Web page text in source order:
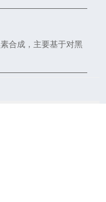
合成，主要基于对黑